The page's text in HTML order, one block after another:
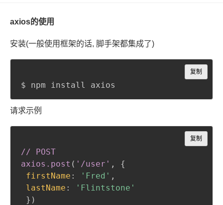
axios的使用
安装(一般使用框架的话, 脚手架都集成了)
$ npm install axios
复制
Copy
请求示例
// POST
axios .post ( '/user' ,
{
firstName : 'Fred' ,
lastName :
'Flintstone'
} )
复制
Copy